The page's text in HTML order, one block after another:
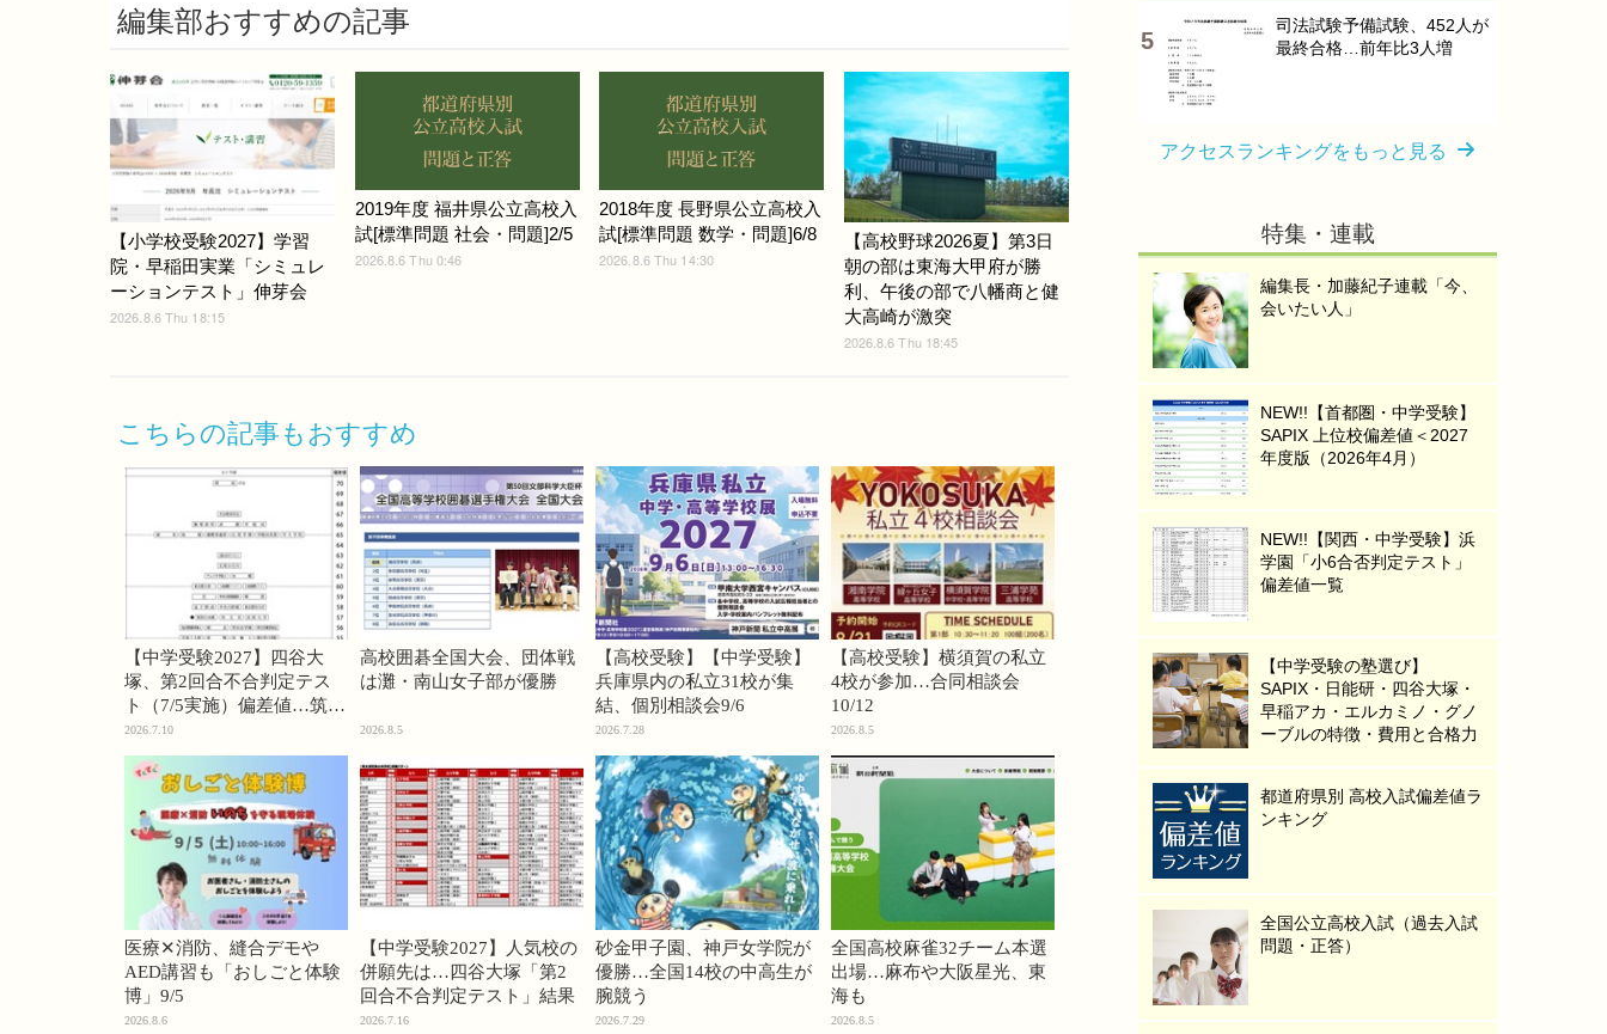
編集部おすすめの記事
【小学校受験2027】学習
院・早稲田実業「シミュレ
ーションテスト」伸芽会
2026.8.6 Thu 18:15
2019年度 福井県公立高校入
試[標準問題 社会・問題]2/5
2026.8.6 Thu 0:46
2018年度 長野県公立高校入
試[標準問題 数学・問題]6/8
2026.8.6 Thu 14:30
【高校野球2026夏】第3日
朝の部は東海大甲府が勝
利、午後の部で八幡商と健
大高崎が激突
2026.8.6 Thu 18:45
こちらの記事もおすすめ
【中学受験2027】四谷大
塚、第2回合不合判定テス
ト（7/5実施）偏差値…筑駒
74・桜蔭70＜PR＞
2026.7.10
高校囲碁全国大会、団体戦
は灘・南山女子部が優勝
2026.8.5
【高校受験】【中学受験】
兵庫県内の私立31校が集
結、個別相談会9/6
2026.7.28
【高校受験】横須賀の私立
4校が参加…合同相談会
10/12
2026.8.5
医療✕消防、縫合デモや
AED講習も「おしごと体験
博」9/5
2026.8.6
【中学受験2027】人気校の
併願先は…四谷大塚「第2
回合不合判定テスト」結果
2026.7.16
砂金甲子園、神戸女学院が
優勝…全国14校の中高生が
腕競う
2026.7.29
全国高校麻雀32チーム本選
出場…麻布や大阪星光、東
海も
2026.8.5
司法試験予備試験、452人が
最終合格…前年比3人増
アクセスランキングをもっと見る
特集・連載
編集長・加藤紀子連載「今、
会いたい人」
NEW!!【首都圏・中学受験】
SAPIX 上位校偏差値＜2027
年度版（2026年4月）
NEW!!【関西・中学受験】浜
学園「小6合否判定テスト」
偏差値一覧
【中学受験の塾選び】
SAPIX・日能研・四谷大塚・
早稲アカ・エルカミノ・グノ
ーブルの特徴・費用と合格力
都道府県別 高校入試偏差値ラ
ンキング
全国公立高校入試（過去入試
問題・正答）